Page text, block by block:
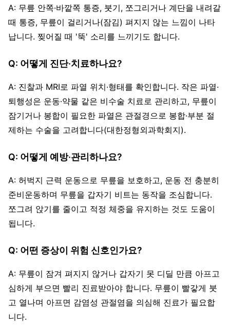
A: 무릎 안쪽·바깥쪽 통증, 붓기, 쪼그리거나 계단을 내려갈
때 통증, 무릎이 걸리거나(잠김) 펴지지 않는 느낌이 나타
납니다. 찢어질 때 '뚝' 소리를 느끼기도 합니다.
Q: 어떻게 진단·치료하나요?
A: 진찰과 MRI로 파열 위치·형태를 확인합니다. 작은 파열·
퇴행성은 운동·약물 같은 비수술 치료로 관리하고, 무릎이
잠기거나 봉합이 필요한 파열은 관절경으로 봉합·부분 절
제하는 수술을 고려합니다(대한정형외과학회지).
Q: 어떻게 예방·관리하나요?
A: 허벅지 근력 운동으로 무릎을 보호하고, 운동 전 충분히
준비운동하며 무릎을 갑자기 비트는 동작을 조심합니다.
쪼그려 앉기를 줄이고 적정 체중을 유지하는 것도 도움이
됩니다.
Q: 어떤 증상이 위험 신호인가요?
A: 무릎이 잠겨 펴지지 않거나 갑자기 못 디딜 만큼 아프고
심하게 부으면 빨리 진료받아야 합니다. 무릎이 빨갛게 붓
고 열나며 아프면 감염성 관절염을 의심해 진료가 필요합
니다.